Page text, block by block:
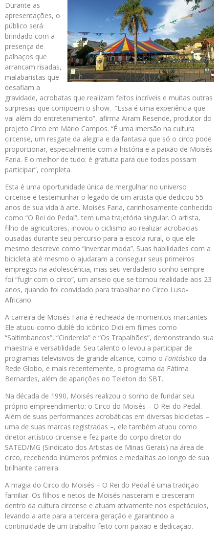
Durante as
apresentações, o
público será
brindado com a
presença de
palhaços que
arrancam risadas,
malabaristas que
desafiam a
gravidade, acrobatas que realizam feitos incríveis e muitas outras
surpresas que compõem o show. “Essa é uma experiência que
vai além do entretenimento”, afirma Airam Resende, produtor do
projeto Circo em Mário Campos. “É uma imersão na cultura
circense, um resgate da alegria e da fantasia que só o circo pode
proporcionar, especialmente com a história e a paixão de Moisés
Faria. E o melhor de tudo: é gratuita para que todos possam
participar”, completa.
Esta é uma oportunidade única de mergulhar no universo
circense e testemunhar o legado de um artista que dedicou 55
anos de sua vida à arte. Moisés Faria, carinhosamente conhecido
como “O Rei do Pedal”, tem uma trajetória singular. O artista,
filho de agricultores, inovou o ciclismo ao realizar acrobacias
ousadas durante seu percurso para a escola rural, o que ele
mesmo descreve como “inventar moda”. Suas habilidades com a
bicicleta até mesmo o ajudaram a conseguir seus primeiros
empregos na adolescência, mas seu verdadeiro sonho sempre
foi “fugir com o circo”, um anseio que se tornou realidade aos 23
anos, quando foi convidado para trabalhar no Circo Luso-
Africano.
A carreira de Moisés Faria é recheada de momentos marcantes.
Ele atuou como dublê do icônico Didi em filmes como
“Saltimbancos”, “Cinderela” e “Os Trapalhões”, demonstrando sua
maestria e versatilidade. Seu talento o levou a participar de
programas televisivos de grande alcance, como o Fantástico da
Rede Globo, e mais recentemente, o programa da Fátima
Bernardes, além de aparições no Teleton do SBT.
Na década de 1990, Moisés realizou o sonho de fundar seu
próprio empreendimento: o Circo do Moisés – O Rei do Pedal.
Além de suas performances acrobáticas em diversas bicicletas –
uma de suas marcas registradas –, ele também atuou como
diretor artístico circense e fez parte do corpo diretor do
SATED/MG (Sindicato dos Artistas de Minas Gerais) na área de
circo, recebendo inúmeros prêmios e medalhas ao longo de sua
brilhante carreira.
A magia do Circo do Moisés – O Rei do Pedal é uma tradição
familiar. Os filhos e netos de Moisés nasceram e cresceram
dentro da cultura circense e atuam ativamente nos espetáculos,
levando a arte para a terceira geração e garantindo a
continuidade de um trabalho feito com paixão e dedicação.